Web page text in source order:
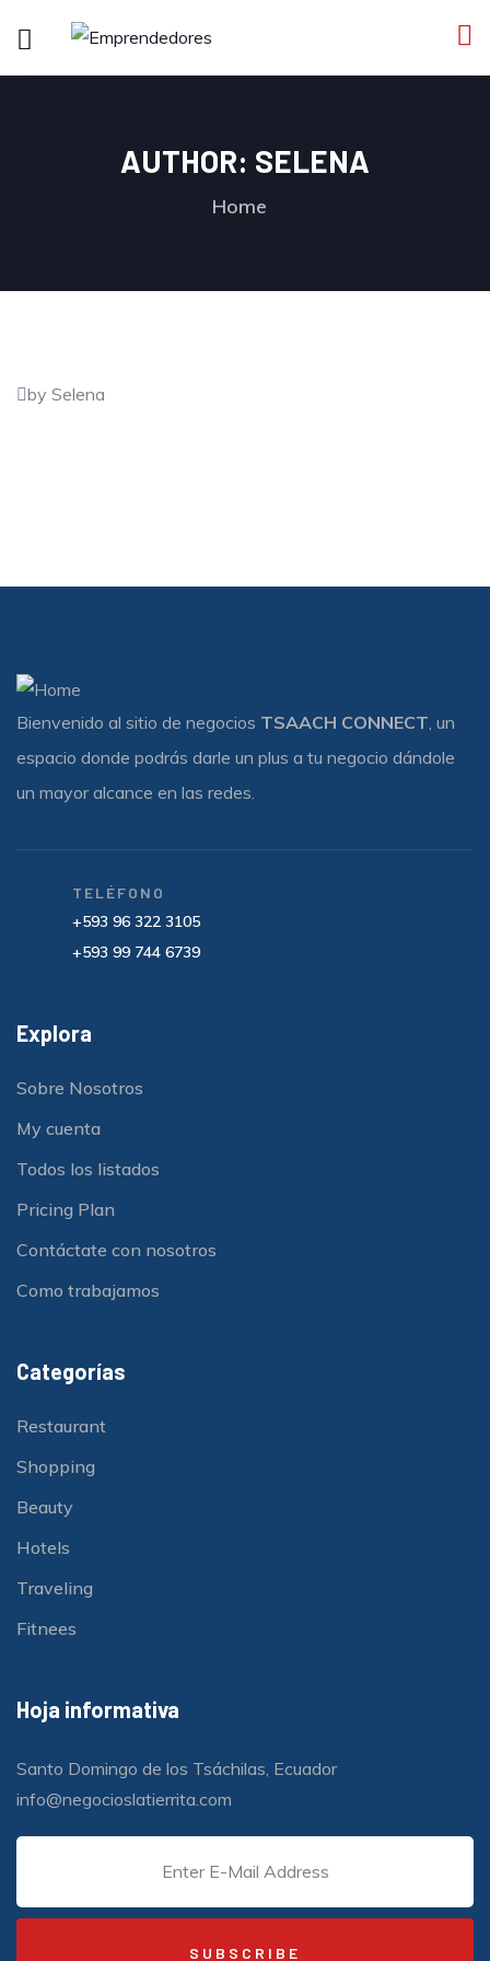
AUTHOR: SELENA
Home
by Selena
Bienvenido al sitio de negocios TSAACH CONNECT, un
espacio donde podrás darle un plus a tu negocio dándole
un mayor alcance en las redes.
TELÉFONO
+593 96 322 3105
+593 99 744 6739
Explora
Sobre Nosotros
My cuenta
Todos los listados
Pricing Plan
Contáctate con nosotros
Como trabajamos
Categorías
Restaurant
Shopping
Beauty
Hotels
Traveling
Fitnees
Hoja informativa
Santo Domingo de los Tsáchilas, Ecuador
info@negocioslatierrita.com